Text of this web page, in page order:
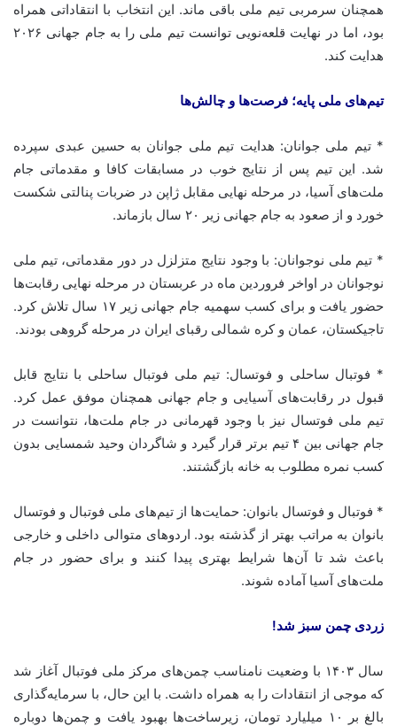
همچنان سرمربی تیم ملی باقی ماند. این انتخاب با انتقاداتی همراه
بود، اما در نهایت قلعه‌نویی توانست تیم ملی را به جام جهانی ۲۰۲۶
هدایت کند.
تیم‌های ملی پایه؛ فرصت‌ها و چالش‌ها
* تیم ملی جوانان: هدایت تیم ملی جوانان به حسین عبدی سپرده
شد. این تیم پس از نتایج خوب در مسابقات کافا و مقدماتی جام
ملت‌های آسیا، در مرحله نهایی مقابل ژاپن در ضربات پنالتی شکست
خورد و از صعود به جام جهانی زیر ۲۰ سال بازماند.
* تیم ملی نوجوانان: با وجود نتایج متزلزل در دور مقدماتی، تیم ملی
نوجوانان در اواخر فروردین ماه در عربستان در مرحله نهایی رقابت‌ها
حضور یافت و برای کسب سهمیه جام جهانی زیر ۱۷ سال تلاش کرد.
تاجیکستان، عمان و کره شمالی رقبای ایران در مرحله گروهی بودند.
* فوتبال ساحلی و فوتسال: تیم ملی فوتبال ساحلی با نتایج قابل
قبول در رقابت‌های آسیایی و جام جهانی همچنان موفق عمل کرد.
تیم ملی فوتسال نیز با وجود قهرمانی در جام ملت‌ها، نتوانست در
جام جهانی بین ۴ تیم برتر قرار گیرد و شاگردان وحید شمسایی بدون
کسب نمره مطلوب به خانه بازگشتند.
* فوتبال و فوتسال بانوان: حمایت‌ها از تیم‌های ملی فوتبال و فوتسال
بانوان به مراتب بهتر از گذشته بود. اردوهای متوالی داخلی و خارجی
باعث شد تا آن‌ها شرایط بهتری پیدا کنند و برای حضور در جام
ملت‌های آسیا آماده شوند.
زردی چمن سبز شد!
سال ۱۴۰۳ با وضعیت نامناسب چمن‌های مرکز ملی فوتبال آغاز شد
که موجی از انتقادات را به همراه داشت. با این حال، با سرمایه‌گذاری
بالغ بر ۱۰ میلیارد تومان، زیرساخت‌ها بهبود یافت و چمن‌ها دوباره